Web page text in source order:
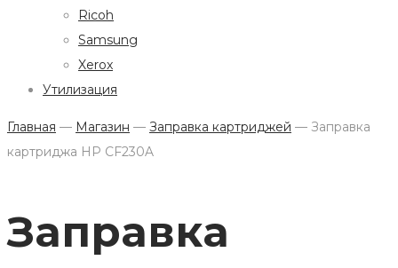
Ricoh
Samsung
Xerox
Утилизация
Главная — Магазин — Заправка картриджей — Заправка
картриджа HP CF230A
Заправка